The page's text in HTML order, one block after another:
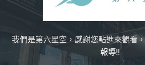
我們是第六星空，感謝您點進來觀看
報導!!